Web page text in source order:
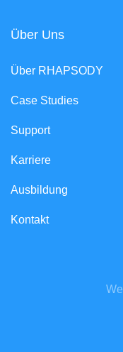
Über Uns
Über RHAPSODY
Case Studies
Support
Karriere
Ausbildung
Kontakt